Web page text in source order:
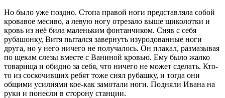
Но было уже поздно. Стопа правой ноги представляла собой
кровавое месиво, а левую ногу отрезало выше щиколотки и
кровь из неё била маленьким фонтанчиком. Сняв с себя
рубашонку, Витя пытался завернуть изуродованные ноги
друга, но у него ничего не получалось. Он плакал, размазывая
по щекам слезы вместе с Ваниной кровью. Ему было жалко
товарища и обидно за себя, что ничего не может сделать. Кто-
то из соскочивших ребят тоже снял рубашку, и тогда они
общими усилиями кое-как замотали ноги. Подняли Ивана на
руки и понесли в сторону станции.